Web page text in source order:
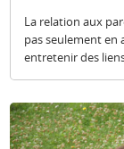
La relation aux
pas seulement en
entretenir des